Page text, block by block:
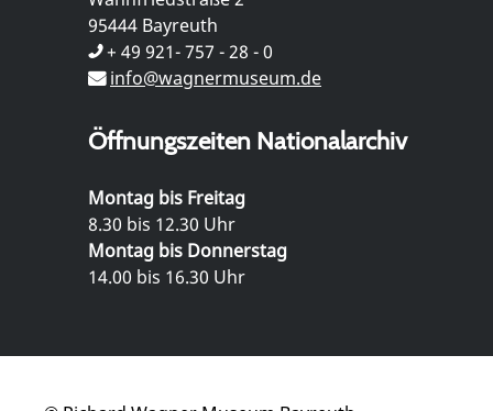
95444 Bayreuth
+ 49 921- 757 - 28 - 0
info@wagnermuseum.de
Öffnungszeiten Nationalarchiv
Montag bis Freitag
8.30 bis 12.30 Uhr
Montag bis Donnerstag
14.00 bis 16.30 Uhr